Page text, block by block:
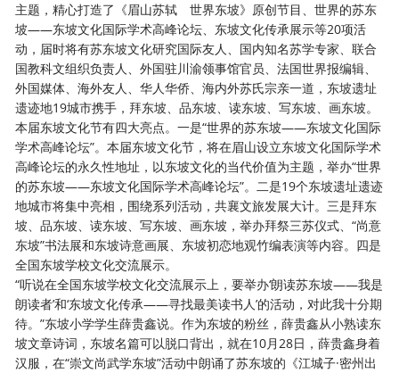
主题，精心打造了《眉山苏轼 世界东坡》原创节目、世界的苏东
坡——东坡文化国际学术高峰论坛、东坡文化传承展示等20项活
动，届时将有苏东坡文化研究国际友人、国内知名苏学专家、联合
国教科文组织负责人、外国驻川渝领事馆官员、法国世界报编辑、
外国媒体、海外友人、华人华侨、海内外苏氏宗亲一道，东坡遗址
遗迹地19城市携手，拜东坡、品东坡、读东坡、写东坡、画东坡。
本届东坡文化节有四大亮点。一是“世界的苏东坡——东坡文化国际
学术高峰论坛”。本届东坡文化节，将在眉山设立东坡文化国际学术
高峰论坛的永久性地址，以东坡文化的当代价值为主题，举办“世界
的苏东坡——东坡文化国际学术高峰论坛”。二是19个东坡遗址遗迹
地城市将集中亮相，围绕系列活动，共襄文旅发展大计。三是拜东
坡、品东坡、读东坡、写东坡、画东坡，举办拜祭三苏仪式、“尚意
东坡”书法展和东坡诗意画展、东坡初恋地观竹编表演等内容。四是
全国东坡学校文化交流展示。
“听说在全国东坡学校文化交流展示上，要举办‘朗读苏东坡——我是
朗读者’和‘东坡文化传承——寻找最美读书人’的活动，对此我十分期
待。”东坡小学学生薛贵鑫说。作为东坡的粉丝，薛贵鑫从小熟读东
坡文章诗词，东坡名篇可以脱口背出，就在10月28日，薛贵鑫身着
汉服，在“崇文尚武学东坡”活动中朗诵了苏东坡的《江城子·密州出